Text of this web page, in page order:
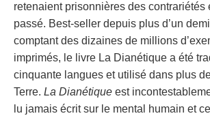
retenaient prisonnières des contrariétés
passé. Best-seller depuis plus d’un
comptant des dizaines de millions
imprimés, le livre La Dianétique a été
cinquante langues et utilisé dans plus
Terre. La Dianétique est
lu jamais écrit sur le mental humain et